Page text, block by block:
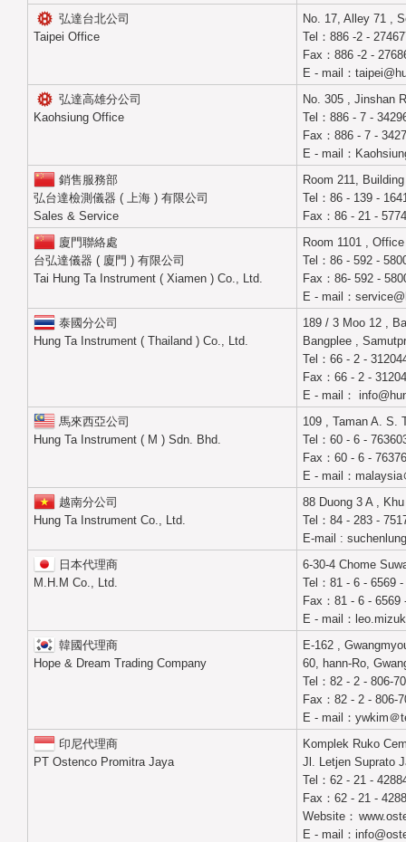
弘達台北公司
Taipei Office
No. 17, Alley 71 ,
Tel：886 -2 -
Fax：886 -2 -
E - mail：
弘達高雄分公司
Kaohsiung Office
No. 305 , Jinshan
Tel：886 - 7 -
Fax：886 - 7 -
E - mail：
銷售服務部
弘台達檢測儀器 ( 上海 ) 有限公司
Sales & Service
Room 211,
Tel：86 - 139 -
Fax：86 - 21 -
廈門聯絡處
台弘達儀器 ( 廈門 ) 有限公司
Tai Hung Ta Instrument ( Xiamen ) Co., Ltd.
Room 1101 ,
Tel：86 - 592 -
Fax：86- 592 -
E - mail：
泰國分公司
Hung Ta Instrument ( Thailand ) Co., Ltd.
189 / 3 Moo 12 ,
Bangplee ,
Tel：66 - 2 -
Fax：66 - 2 -
E - mail：
馬來西亞公司
Hung Ta Instrument ( M ) Sdn. Bhd.
109 , Taman A. S.
Tel：60 - 6 -
Fax：60 - 6 -
E - mail：
越南分公司
Hung Ta Instrument Co., Ltd.
88 Duong 3 A ,
Tel：84 - 283 -
E-mail :
日本代理商
M.H.M Co., Ltd.
6-30-4 Chome
Tel：81 - 6 - 6569
Fax：81 - 6 - 6569
E - mail：
韓國代理商
Hope & Dream Trading Company
E-162 ,
60, hann-Ro,
Tel：82 - 2 - 806-
Fax：82 - 2 - 806-
E - mail：ywkim＠
印尼代理商
PT Ostenco Promitra Jaya
Komplek Ruko
Jl. Letjen Suprato
Tel：62 - 21 -
Fax：62 - 21 -
Website：
E - mail：